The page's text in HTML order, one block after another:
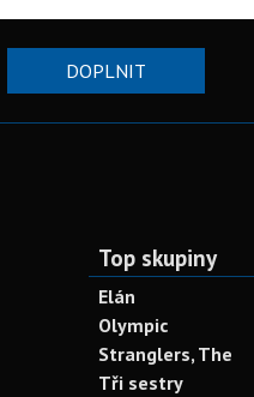
DOPLNIT
Top skupiny
Elán
Olympic
Stranglers, The
Tři sestry